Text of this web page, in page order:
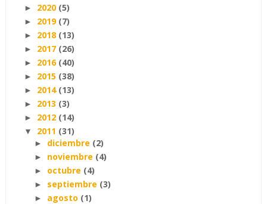
► 2020 (5)
► 2019 (7)
► 2018 (13)
► 2017 (26)
► 2016 (40)
► 2015 (38)
► 2014 (13)
► 2013 (3)
► 2012 (14)
▼ 2011 (31)
► diciembre (2)
► noviembre (4)
► octubre (4)
► septiembre (3)
► agosto (1)